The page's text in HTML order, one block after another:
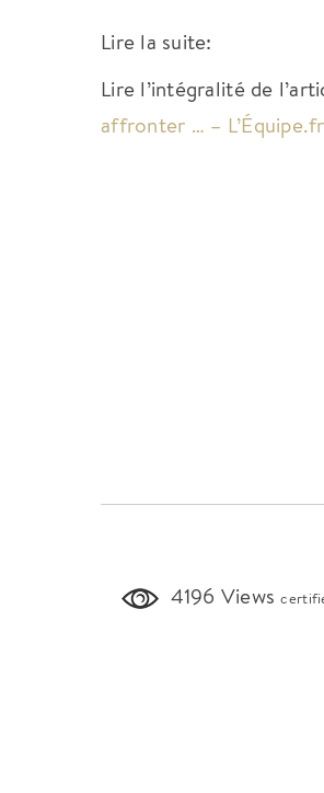
Lire la suite:
Lire l’intégralité de
affronter … – L’Équipe.fr
4196 Views